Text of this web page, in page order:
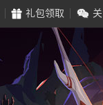
礼包领取